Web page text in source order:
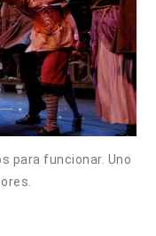
para funcionar. Uno